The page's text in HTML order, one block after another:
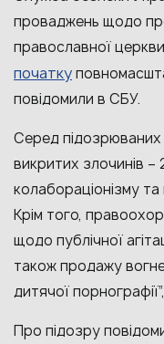
проваджень щодо
православної
початку
повідомили в СБУ.
Серед підозрюваних
викритих злочинів
колабораціонізму
Крім того,
щодо публічної
також продажу
дитячої
Про підозру